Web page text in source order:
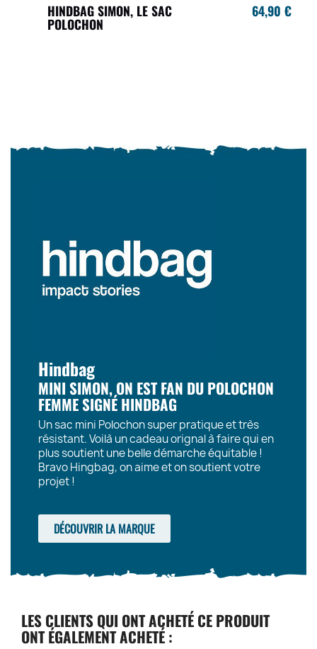
HINDBAG SIMON, LE SAC
POLOCHON
64,90 €
Hindbag
MINI SIMON, ON EST FAN DU POLOCHON
FEMME SIGNÉ HINDBAG
Un sac mini Polochon super pratique et très
résistant. Voilà un cadeau orignal à faire qui en
plus soutient une belle démarche équitable !
Bravo Hingbag, on aime et on soutient votre
projet !
DÉCOUVRIR LA MARQUE
LES CLIENTS QUI ONT ACHETÉ CE PRODUIT
ONT ÉGALEMENT ACHETÉ :